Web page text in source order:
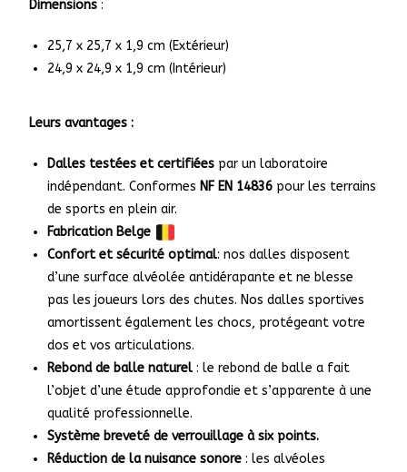
Dimensions:
25,7 x 25,7 x 1,9 cm (Extérieur)
24,9 x 24,9 x 1,9 cm (Intérieur)
Leurs avantages :
Dalles testées et certifiées par un laboratoire
indépendant. Conformes NF EN 14836 pour les terrains
de sports en plein air.
Fabrication Belge
Confort et sécurité optimal: nos dalles disposent
d’une surface alvéolée antidérapante et ne blesse
pas les joueurs lors des chutes. Nos dalles sportives
amortissent également les chocs, protégeant votre
dos et vos articulations.
Rebond de balle naturel: le rebond de balle a fait
l’objet d’une étude approfondie et s’apparente à une
qualité professionnelle.
Système breveté de verrouillage à six points.
Réduction de la nuisance sonore: les alvéoles